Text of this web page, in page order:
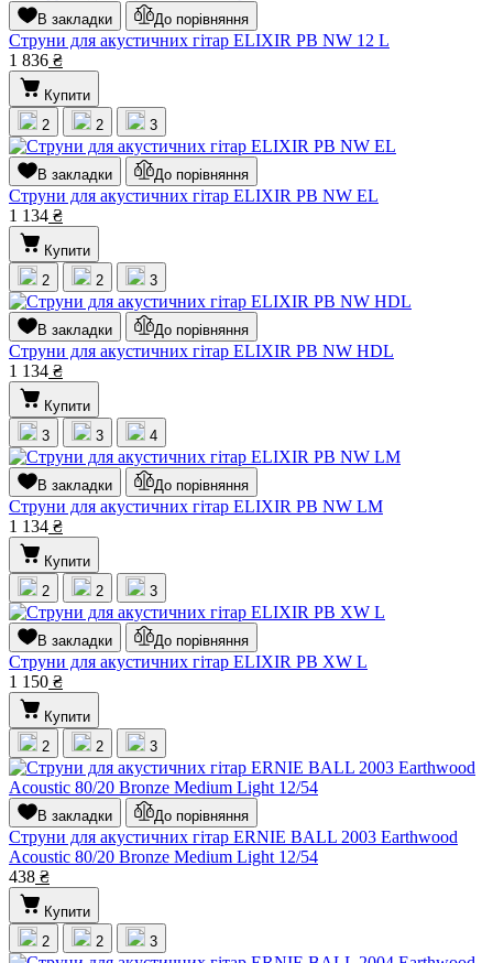
В закладки До порівняння
Струни для акустичних гітар ELIXIR PB NW 12 L
1 836 ₴
Купити
2
2 3
В закладки До порівняння
Струни для акустичних гітар ELIXIR PB NW EL
1 134 ₴
Купити
2
2 3
В закладки До порівняння
Струни для акустичних гітар ELIXIR PB NW HDL
1 134 ₴
Купити
3
3 4
В закладки До порівняння
Струни для акустичних гітар ELIXIR PB NW LM
1 134 ₴
Купити
2
2 3
В закладки До порівняння
Струни для акустичних гітар ELIXIR PB XW L
1 150 ₴
Купити
2
2 3
В закладки До порівняння
Струни для акустичних гітар ERNIE BALL 2003 Earthwood
Acoustic 80/20 Bronze Medium Light 12/54
438 ₴
Купити
2
2 3